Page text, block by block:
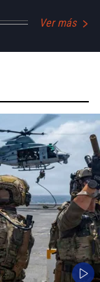
Ver más